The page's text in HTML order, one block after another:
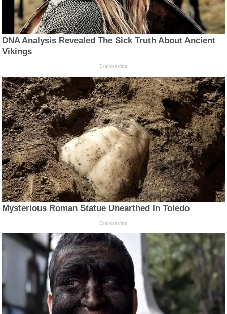
DNA Analysis Revealed The Sick Truth About Ancient
Vikings
Brainberries
Mysterious Roman Statue Unearthed In Toledo
Brainberries